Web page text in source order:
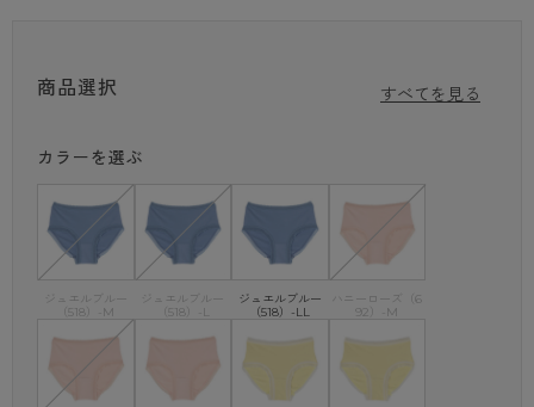
商品選択 すべてを見る
カラーを選ぶ
ジュエルブルー
（518）-M
ジュエルブルー
（518）-L
ジュエルブルー
（518）-LL
ハニーローズ（6
92）-M